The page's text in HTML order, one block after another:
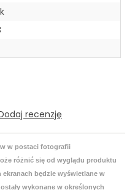
recenzję
w postaci fotografii
różnić się od wyglądu produktu
będzie wyświetlane w
wykonane w określonych